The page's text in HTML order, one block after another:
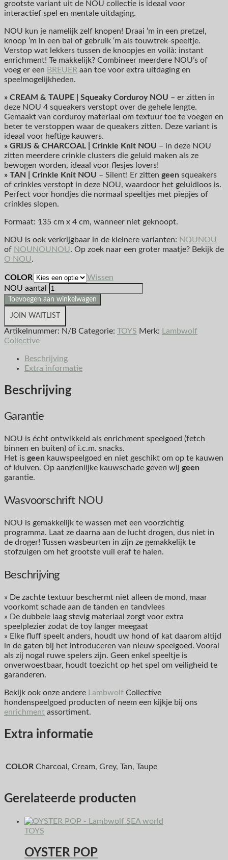
grootste variant uit de NOU collectie is ideaal voor
interactief spel en mentale uitdaging.
NOU kun je namelijk zelf knopen! Draai ‘m in een pretzel,
knoop ‘m in een bal of gebruik ‘m als touwtrek-speeltje.
Verstop wat lekkers tussen de knoopjes en voilà: instant
enrichment! Te makkelijk? Combineer meerdere NOU’s of
voeg er een BREUER aan toe voor extra uitdaging en
speelmogelijkheden.
» CREAM & TAUPE | Squeaky Corduroy NOU – er zitten in
deze NOU 4 squeakers verstopt over de gehele lengte.
Gemaakt van corduroy materiaal om textuur toe te voegen en
beter te verstoppen waar de queakers zitten. Deze variant is
ideaal voor heftige kauwers.
» GRIJS & CHARCOAL | Crinkle Knit NOU – in deze NOU
zitten meerdere crinkle clusters die geluid maken als ze
bewogen worden, ideaal voor flesjes lovers!
» TAN | Crinkle Knit NOU – Silent! Er zitten geen squeakers
of crinkles verstopt in deze NOU, waardoor het geluidloos is.
Perfect voor hondjes die normaal speeltjes met piepjes of
crinkles slopen.
Formaat: 135 cm x 4 cm, wanneer niet geknoopt.
NOU is ook verkrijgbaar in de kleinere varianten: NOUNOU
of NOUNOUNOU. Op zoek naar een groter maatje? Bekijk de
O NOU.
COLOR
Wissen
NOU aantal
Toevoegen aan winkelwagen
JOIN WAITLIST
Artikelnummer: N/B Categorie: TOYS Merk:
Lambwolf
Collective
Beschrijving
Extra informatie
Beschrijving
Garantie
NOU is écht ontwikkeld als enrichment speelgoed (fetch
binnen en buiten) of i.c.m. snacks.
Het is geen kauwspeelgoed en niet geschikt om op te kauwen
of kluiven. Op aanzienlijke kauwschade geven wij geen
garantie.
Wasvoorschrift NOU
NOU is gemakkelijk te wassen met een voorzichtig
programma. Laat ze daarna aan de lucht drogen, dus niet in
de droger! Tussen wasbeurten in zijn ze gemakkelijk te
stofzuigen om het grootste vuil eraf te halen.
Beschrijving
» De zachte textuur beschermt niet alleen de mond, maar
voorkomt schade aan de tanden en tandvlees
» De dubbele laag stevig materiaal zorgt voor extra
speelplezier zodat de toy langer meegaat
» Elke fluff speelt anders, houdt uw hond of kat daarom altijd
in de gaten bij het introduceren van nieuw speelgoed. Vooral
als zij nogal ruwe spelers zijn. Geen enkel speeltje is
onverwoestbaar, houdt toezicht op het spel om veiligheid te
garanderen.
Bekijk ook onze andere Lambwolf Collective
hondenspeelgoed producten of neem een kijkje bij ons
enrichment assortiment.
Extra informatie
COLOR Charcoal, Cream, Grey, Tan, Taupe
Gerelateerde producten
TOYS
OYSTER POP